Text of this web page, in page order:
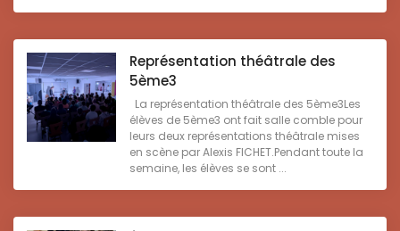
Représentation théâtrale des
5ème3
La représentation théâtrale des 5ème3Les
élèves de 5ème3 ont fait salle comble pour
leurs deux représentations théâtrale mises
en scène par Alexis FICHET.Pendant toute la
semaine, les élèves se sont ...